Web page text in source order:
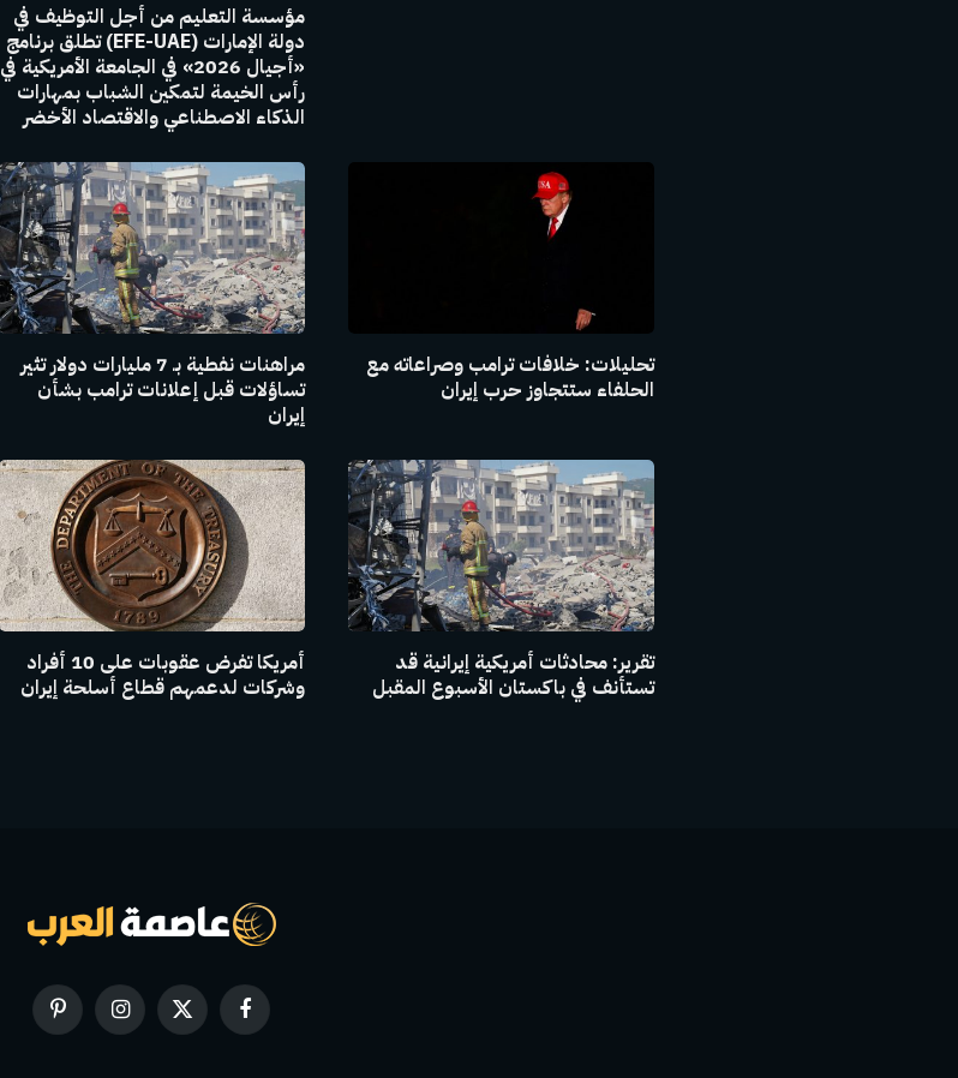
مؤسسة التعليم من أجل التوظيف في
دولة الإمارات (EFE-UAE) تطلق برنامج
«أجيال 2026» في الجامعة الأمريكية في
رأس الخيمة لتمكين الشباب بمهارات
الذكاء الاصطناعي والاقتصاد الأخضر
تحليلات: خلافات ترامب وصراعاته مع
الحلفاء ستتجاوز حرب إيران
مراهنات نفطية بـ 7 مليارات دولار تثير
تساؤلات قبل إعلانات ترامب بشأن
إيران
تقرير: محادثات أمريكية إيرانية قد
تستأنف في باكستان الأسبوع المقبل
أمريكا تفرض عقوبات على 10 أفراد
وشركات لدعمهم قطاع أسلحة إيران
فيسبوك
X
(Twitter)
الانستغرامبينتيريست